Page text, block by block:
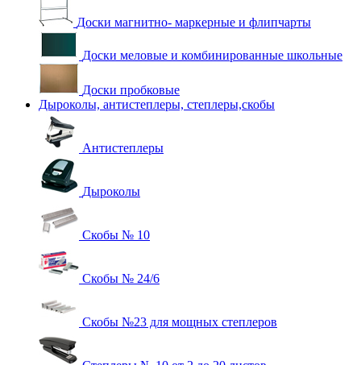
Доски магнитно- маркерные и флипчарты
Доски меловые и комбинированные школьные
Доски пробковые
Дыроколы, антистеплеры, степлеры,скобы
Антистеплеры
Дыроколы
Скобы № 10
Скобы № 24/6
Скобы №23 для мощных степлеров